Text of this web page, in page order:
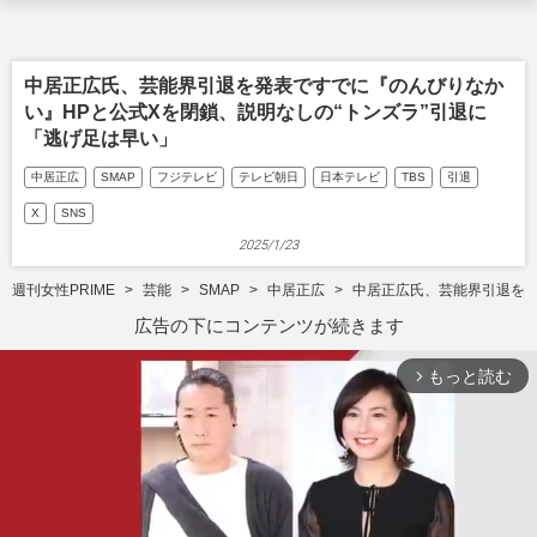
中居正広氏、芸能界引退を発表ですでに『のんびりなか
い』HPと公式Xを閉鎖、説明なしの“トンズラ”引退に
「逃げ足は早い」
中居正広 SMAP フジテレビ テレビ朝日 日本テレビ TBS 引退
X SNS
2025/1/23
週刊女性PRIME 芸能 SMAP 中居正広 中居正広氏、芸能界引退を
広告の下にコンテンツが続きます
arrow_forward_ios もっと読む